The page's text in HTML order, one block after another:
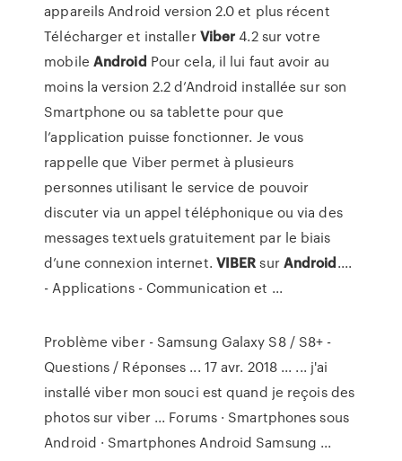
appareils Android version 2.0 et plus récent
Télécharger et installerViber4.2 sur votre
mobile Android Pour cela, il lui faut avoir au
moins la version 2.2 d’Android installée sur son
Smartphone ou sa tablette pour que
l’application puisse fonctionner. Je vous
rappelle que Viber permet à plusieurs
personnes utilisant le service de pouvoir
discuter via un appel téléphonique ou via des
messages textuels gratuitement par le biais
d’une connexion internet. VIBERsurAndroid....
- Applications - Communication et ...
Problème viber - Samsung Galaxy S8 / S8+ -
Questions / Réponses ... 17 avr. 2018 ... ... j'ai
installé viber mon souci est quand je reçois des
photos sur viber ... Forums · Smartphones sous
Android · Smartphones Android Samsung ...